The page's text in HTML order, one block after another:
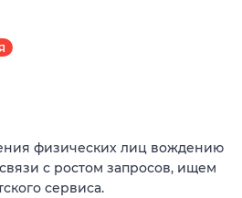
физических лиц вождению
с ростом запросов, ищем
сервиса.